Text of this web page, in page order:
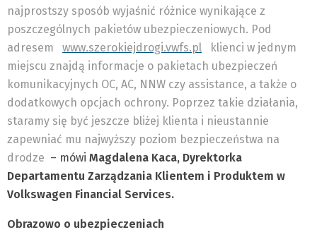
najprostszy sposób wyjaśnić różnice wynikające z
poszczególnych pakietów ubezpieczeniowych. Pod
adresem
www.szerokiejdrogi.vwfs.pl
klienci w jednym
miejscu znajdą informacje o pakietach ubezpieczeń
komunikacyjnych OC, AC, NNW czy assistance, a także o
dodatkowych opcjach ochrony. Poprzez takie działania,
staramy się być jeszcze bliżej klienta i nieustannie
zapewniać mu najwyższy poziom bezpieczeństwa na
drodze – mówi Magdalena Kaca, Dyrektorka
Departamentu Zarządzania Klientem i Produktem w
Volkswagen Financial Services.
Obrazowo o ubezpieczeniach